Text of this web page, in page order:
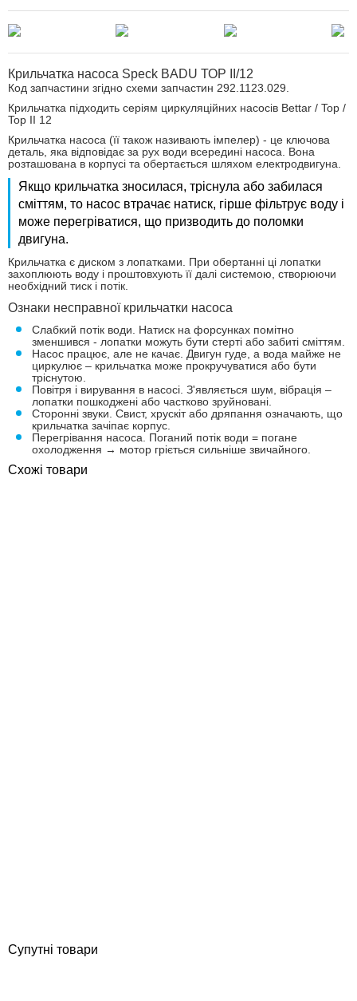
Крильчатка насоса Speck BADU ТОР ІІ/12
Код запчастини згідно схеми запчастин 292.1123.029.
Крильчатка підходить серіям циркуляційних насосів Bettar / Top /
Top II 12
Крильчатка насоса (її також називають імпелер) - це ключова
деталь, яка відповідає за рух води всередині насоса. Вона
розташована в корпусі та обертається шляхом електродвигуна.
Якщо крильчатка зносилася, тріснула або забилася
сміттям, то насос втрачає натиск, гірше фільтрує воду і
може перегріватися, що призводить до поломки
двигуна.
Крильчатка є диском з лопатками. При обертанні ці лопатки
захоплюють воду і проштовхують її далі системою, створюючи
необхідний тиск і потік.
Ознаки несправної крильчатки насоса
Слабкий потік води. Натиск на форсунках помітно
зменшився - лопатки можуть бути стерті або забиті сміттям.
Насос працює, але не качає. Двигун гуде, а вода майже не
циркулює – крильчатка може прокручуватися або бути
тріснутою.
Повітря і вирування в насосі. З'являється шум, вібрація –
лопатки пошкоджені або частково зруйновані.
Сторонні звуки. Свист, хрускіт або дряпання означають, що
крильчатка зачіпає корпус.
Перегрівання насоса. Поганий потік води = погане
охолодження → мотор гріється сильніше звичайного.
Схожі товари
Супутні товари